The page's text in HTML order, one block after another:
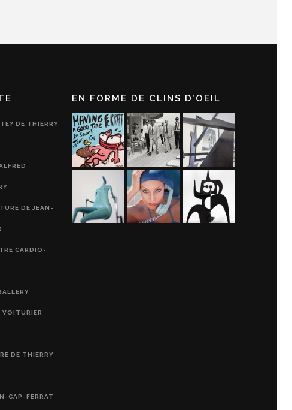
DE THIERRY
DE JEAN-
CARDIO-
VOITURIER
DE THIERRY
CAP-FERRAT
EN FORME DE CLINS D’OEIL